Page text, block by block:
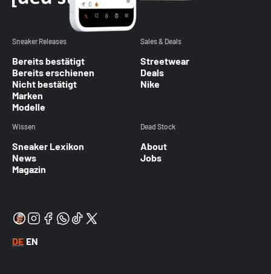
Sneaker Releases
Bereits bestätigt
Bereits erschienen
Nicht bestätigt
Marken
Modelle
Sales & Deals
Streetwear
Deals
Nike
Wissen
Sneaker Lexikon
News
Magazin
Dead Stock
About
Jobs
DE EN